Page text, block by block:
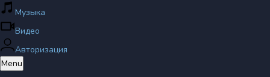
Музыка
Видео
Авторизация
Menu